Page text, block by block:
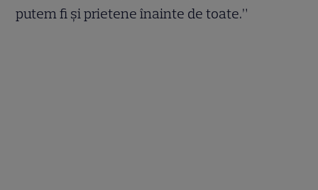
putem fi și prietene înainte de toate.”